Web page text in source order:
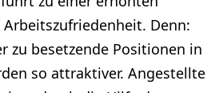
Denn:
zu besetzende Positionen in
so attraktiver. Angestellte